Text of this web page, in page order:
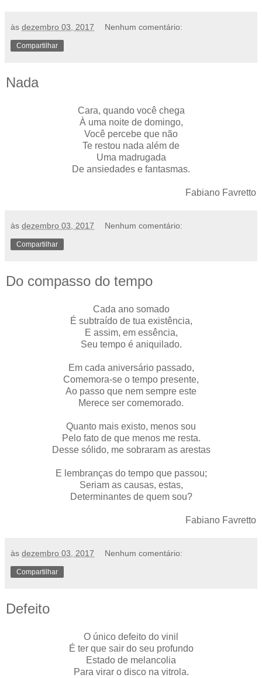
às dezembro 03, 2017 Nenhum comentário:
Compartilhar
Nada
Cara, quando você chega
À uma noite de domingo,
Você percebe que não
Te restou nada além de
Uma madrugada
De ansiedades e fantasmas.
Fabiano Favretto
às dezembro 03, 2017 Nenhum comentário:
Compartilhar
Do compasso do tempo
Cada ano somado
É subtraído de tua existência,
E assim, em essência,
Seu tempo é aniquilado.
Em cada aniversário passado,
Comemora-se o tempo presente,
Ao passo que nem sempre este
Merece ser comemorado.
Quanto mais existo, menos sou
Pelo fato de que menos me resta.
Desse sólido, me sobraram as arestas
E lembranças do tempo que passou;
Seriam as causas, estas,
Determinantes de quem sou?
Fabiano Favretto
às dezembro 03, 2017 Nenhum comentário:
Compartilhar
Defeito
O único defeito do vinil
É ter que sair do seu profundo
Estado de melancolia
Para virar o disco na vitrola.